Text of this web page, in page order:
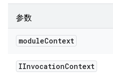
参数
moduleContext
IInvocationContext